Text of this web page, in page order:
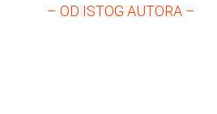
– OD ISTOG AUTORA –